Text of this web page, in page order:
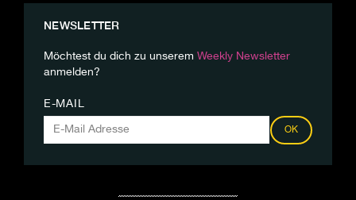
NEWSLETTER
Möchtest du dich zu unserem Weekly Newsletter
anmelden?
E-MAIL
OK